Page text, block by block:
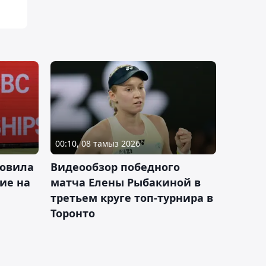
на
00:10, 08 тамыз 2026
Видеообзор победного
матча Елены Рыбакиной в
третьем круге топ-турнира в
Торонто